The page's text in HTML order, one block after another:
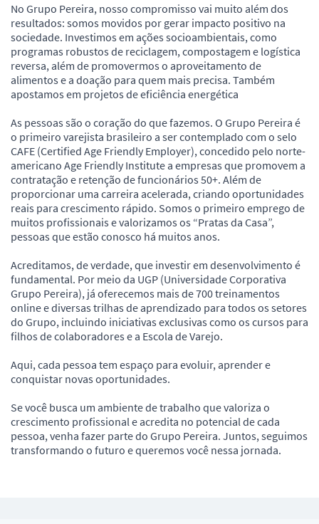
No Grupo Pereira, nosso compromisso vai muito além dos
resultados: somos movidos por gerar impacto positivo na
sociedade. Investimos em ações socioambientais, como
programas robustos de reciclagem, compostagem e logística
reversa, além de promovermos o aproveitamento de
alimentos e a doação para quem mais precisa. Também
apostamos em projetos de eficiência energética
As pessoas são o coração do que fazemos. O Grupo Pereira é
o primeiro varejista brasileiro a ser contemplado com o selo
CAFE (Certified Age Friendly Employer), concedido pelo norte-
americano Age Friendly Institute a empresas que promovem a
contratação e retenção de funcionários 50+. Além de
proporcionar uma carreira acelerada, criando oportunidades
reais para crescimento rápido. Somos o primeiro emprego de
muitos profissionais e valorizamos os “Pratas da Casa”,
pessoas que estão conosco há muitos anos.
Acreditamos, de verdade, que investir em desenvolvimento é
fundamental. Por meio da UGP (Universidade Corporativa
Grupo Pereira), já oferecemos mais de 700 treinamentos
online e diversas trilhas de aprendizado para todos os setores
do Grupo, incluindo iniciativas exclusivas como os cursos para
filhos de colaboradores e a Escola de Varejo.
Aqui, cada pessoa tem espaço para evoluir, aprender e
conquistar novas oportunidades.
Se você busca um ambiente de trabalho que valoriza o
crescimento profissional e acredita no potencial de cada
pessoa, venha fazer parte do Grupo Pereira. Juntos, seguimos
transformando o futuro e queremos você nessa jornada.